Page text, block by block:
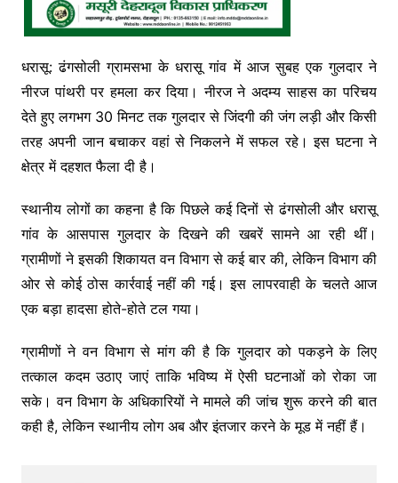
धरासू: ढंगसोली ग्रामसभा के धरासू गांव में आज सुबह एक गुलदार ने
नीरज पांथरी पर हमला कर दिया। नीरज ने अदम्य साहस का परिचय
देते हुए लगभग 30 मिनट तक गुलदार से जिंदगी की जंग लड़ी और किसी
तरह अपनी जान बचाकर वहां से निकलने में सफल रहे। इस घटना ने
क्षेत्र में दहशत फैला दी है।
स्थानीय लोगों का कहना है कि पिछले कई दिनों से ढंगसोली और धरासू
गांव के आसपास गुलदार के दिखने की खबरें सामने आ रही थीं।
ग्रामीणों ने इसकी शिकायत वन विभाग से कई बार की, लेकिन विभाग की
ओर से कोई ठोस कार्रवाई नहीं की गई। इस लापरवाही के चलते आज
एक बड़ा हादसा होते-होते टल गया।
ग्रामीणों ने वन विभाग से मांग की है कि गुलदार को पकड़ने के लिए
तत्काल कदम उठाए जाएं ताकि भविष्य में ऐसी घटनाओं को रोका जा
सके। वन विभाग के अधिकारियों ने मामले की जांच शुरू करने की बात
कही है, लेकिन स्थानीय लोग अब और इंतजार करने के मूड में नहीं हैं।